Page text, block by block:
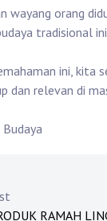
wayang orang
tradisional
ini, kita
dan relevan di
Budaya
RAMAH